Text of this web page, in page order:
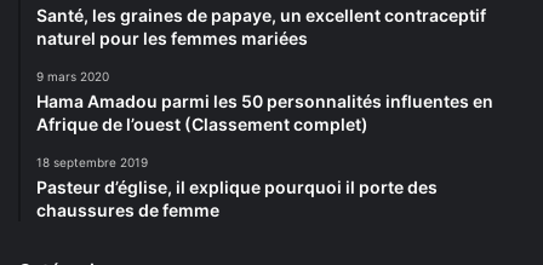
Santé, les graines de papaye, un excellent contraceptif
naturel pour les femmes mariées
9 mars 2020
Hama Amadou parmi les 50 personnalités influentes en
Afrique de l’ouest (Classement complet)
18 septembre 2019
Pasteur d’église, il explique pourquoi il porte des
chaussures de femme